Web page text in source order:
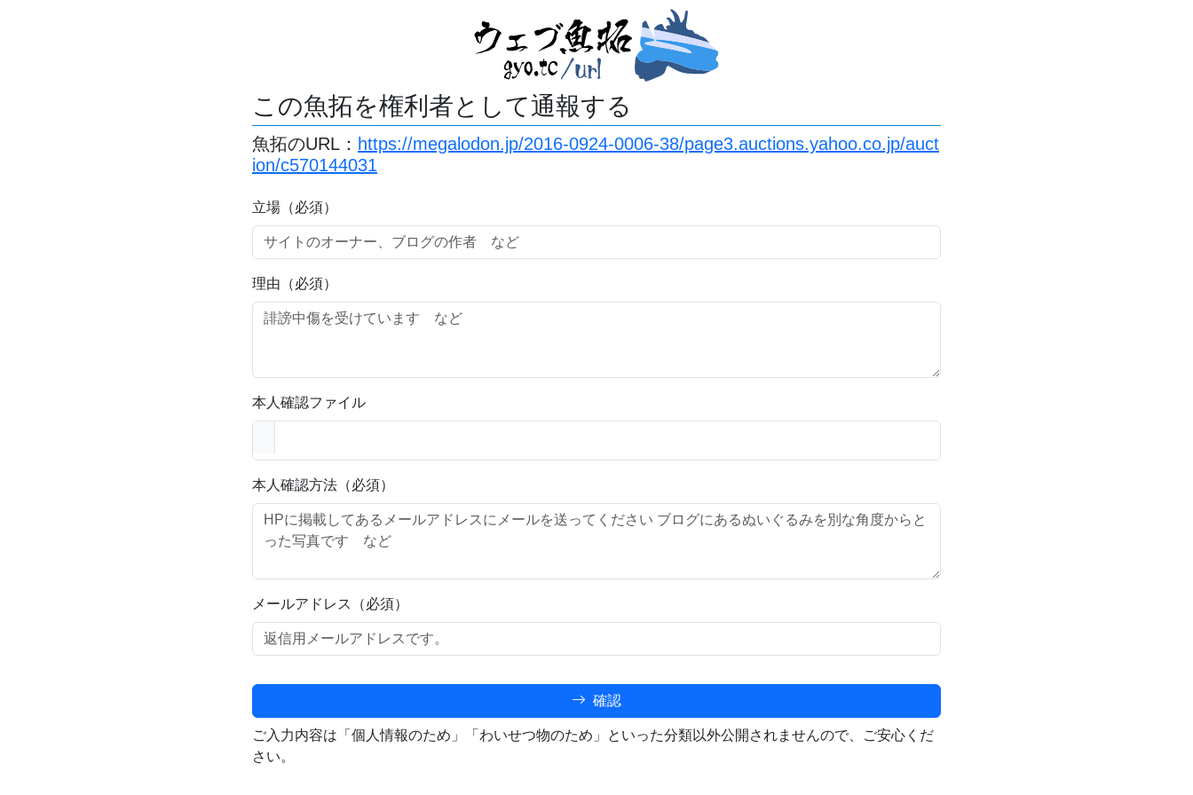
この魚拓を権利者として通報する
魚拓のURL： https://megalodon.jp/2016-0924-0006-38/page3.auctions.yahoo.co.jp/auct
ion/c570144031
立場（必須）
理由（必須）
本人確認ファイル
本人確認方法（必須）
メールアドレス（必須）
確認
ご入力内容は「個人情報のため」「わいせつ物のため」といった分類以外公開されませんので、ご安心くだ
さい。